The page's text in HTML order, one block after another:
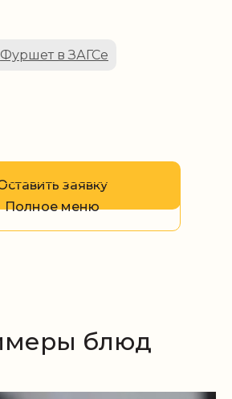
Фуршет в ЗАГСе
заявку
Полное меню
блюд